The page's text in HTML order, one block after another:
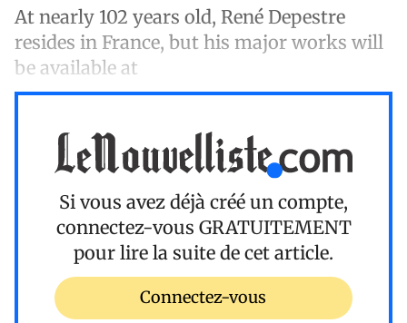
At nearly 102 years old, René Depestre
resides in France, but his major works will
be available at
Si vous avez déjà créé un compte,
connectez-vous GRATUITEMENT
pour lire la suite de cet article.
Connectez-vous